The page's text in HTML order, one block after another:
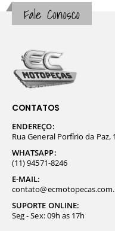
Fale Conosco
CONTATOS
ENDEREÇO:
Rua General Porfírio da Paz,
WHATSAPP:
(11) 94571-8246
E-MAIL:
SUPORTE ONLINE:
Seg - Sex: 09h as 17h